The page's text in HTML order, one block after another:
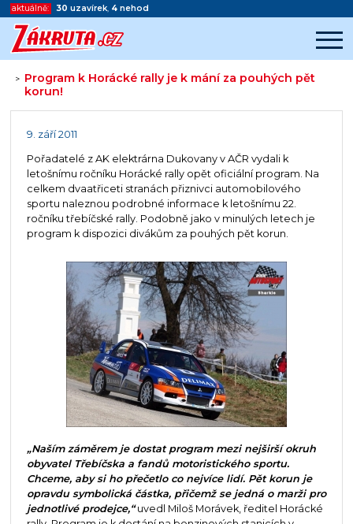
aktuálně: 30 uzavírek, 4 nehod
> Program k Horácké rally je k mání za pouhých pět
korun!
Začátek reklamy
9. září 2011
Pořadatelé z AK elektrárna Dukovany v AČR vydali k
letošnímu ročníku Horácké rally opět oficiální program. Na
celkem dvaatřiceti stranách přiznivci automobilového
sportu naleznou podrobné informace k letošnímu 22.
ročníku třebíčské rally. Podobně jako v minulých letech je
program k dispozici divákům za pouhých pět korun.
„Naším záměrem je dostat program mezi nejširší okruh
obyvatel Třebíčska a fandů motoristického sportu.
Chceme, aby si ho přečetlo co nejvíce lidí. Pět korun je
opravdu symbolická částka, přičemž se jedná o marži pro
jednotlivé prodejce,“uvedl Miloš Morávek, ředitel Horácké